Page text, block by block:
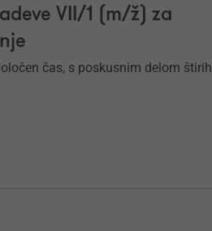
VII/1 (m/ž) za
čas, s poskusnim delom štirih